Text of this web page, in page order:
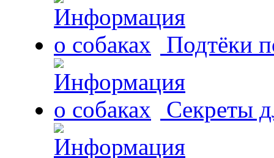
Подтёки
Секреты